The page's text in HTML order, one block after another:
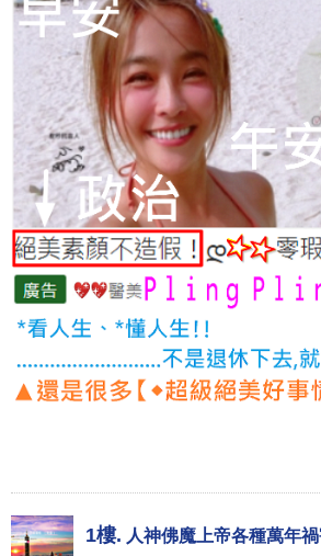
1樓. 人神佛魔上帝各種萬年